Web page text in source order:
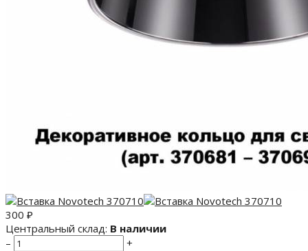
300 ₽
Центральный склад: В наличии
–
+